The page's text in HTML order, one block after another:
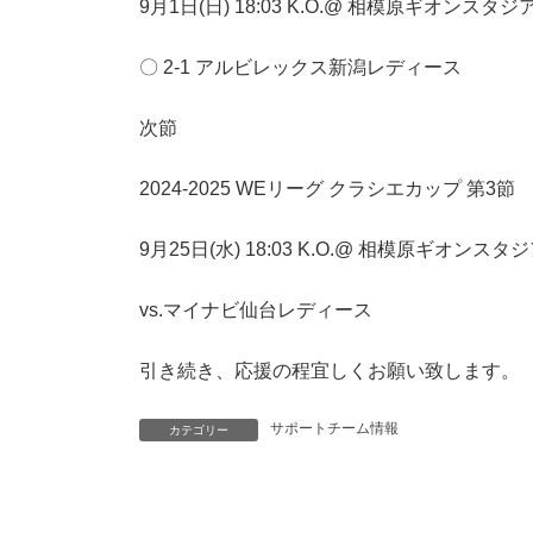
9月1日(日) 18:03 K.O.@ 相模原ギオンスタジ
〇 2-1 アルビレックス新潟レディース
次節
2024-2025 WEリーグ クラシエカップ 第3節
9月25日(水) 18:03 K.O.@ 相模原ギオンスタジ
vs.マイナビ仙台レディース
引き続き、応援の程宜しくお願い致します。
カテゴリー サポートチーム情報